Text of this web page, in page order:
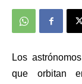
Los
que orbitan